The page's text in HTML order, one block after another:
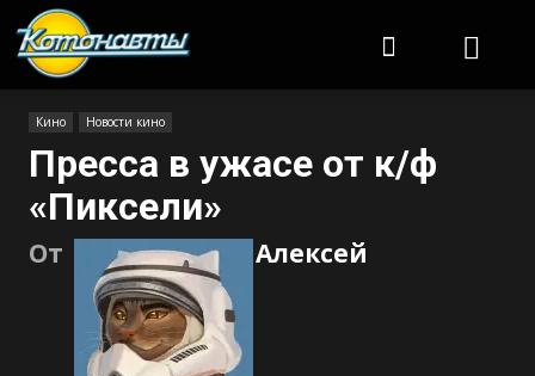
Кино Новости кино
Пресса в ужасе от к/ф
«Пиксели»
От Алексей